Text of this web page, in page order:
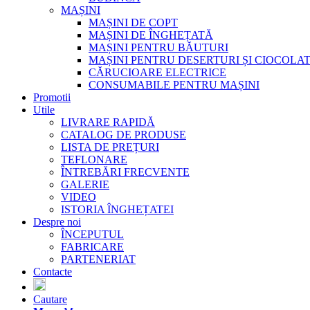
MAȘINI
MAȘINI DE COPT
MAȘINI DE ÎNGHEȚATĂ
MAȘINI PENTRU BĂUTURI
MAȘINI PENTRU DESERTURI ȘI
CĂRUCIOARE ELECTRICE
CONSUMABILE PENTRU MAȘINI
Promotii
Utile
LIVRARE RAPIDĂ
CATALOG DE PRODUSE
LISTA DE PREȚURI
TEFLONARE
ÎNTREBĂRI FRECVENTE
GALERIE
VIDEO
ISTORIA ÎNGHEȚATEI
Despre noi
ÎNCEPUTUL
FABRICARE
PARTENERIAT
Contacte
Cautare